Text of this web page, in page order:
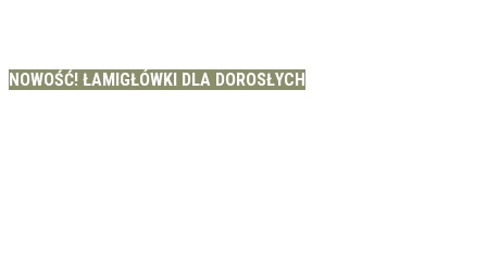
NOWOŚĆ! ŁAMIGŁÓWKI DLA DOROSŁYCH